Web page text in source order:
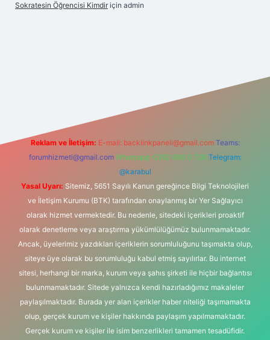
Sokratesin Öğrencisi Kimdir için admin
Reklam ve İletişim: E-mail: backlinkpaneli@gmail.com Teams:
forumhizmeti@gmail.com Whatsapp: 0262 606 0 726 Telegram:
@karabul
Yasal Uyarı: Sitemiz, 5651 Sayılı Kanun gereğince Bilgi Teknolojileri
ve İletişim Kurumu (BTK) tarafından onaylanmış bir Yer Sağlayıcı
olarak hizmet vermektedir. Bu nedenle, sitedeki içerikleri proaktif
olarak denetleme veya araştırma yükümlülüğümüz bulunmamaktadır.
Ancak, üyelerimiz yazdıkları içeriklerin sorumluluğunu taşımakta olup,
siteye üye olarak bu sorumluluğu kabul etmiş sayılırlar. Bu internet
sitesi, herhangi bir marka, kurum veya şahıs şirketi ile hiçbir bağlantısı
bulunmamaktadır. Sitede yalnızca kendi hazırladığımız makaleler
paylaşılmaktadır. Burada yer alan içerikler haber niteliği taşımamakta
olup, gerçek kurum ve kişiler hakkında paylaşım yapılmamaktadır.
Gerçek kurum ve kişiler ile isim benzerlikleri tamamen tesadüfidir.